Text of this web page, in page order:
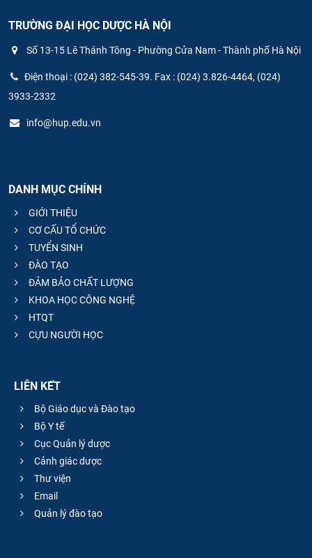
TRƯỜNG ĐẠI HỌC DƯỢC HÀ NỘI
Số 13-15 Lê Thánh Tông - Phường Cửa Nam - Thành phố Hà Nội
Điện thoại : (024) 382-545-39. Fax : (024) 3.826-4464, (024)
3933-2332
info@hup.edu.vn
DANH MỤC CHÍNH
GIỚI THIỆU
CƠ CẤU TỔ CHỨC
TUYỂN SINH
ĐÀO TẠO
ĐẢM BẢO CHẤT LƯỢNG
KHOA HỌC CÔNG NGHỆ
HTQT
CỰU NGƯỜI HỌC
LIÊN KẾT
Bộ Giáo dục và Đào tạo
Bộ Y tế
Cục Quản lý dược
Cảnh giác dược
Thư viện
Email
Quản lý đào tạo